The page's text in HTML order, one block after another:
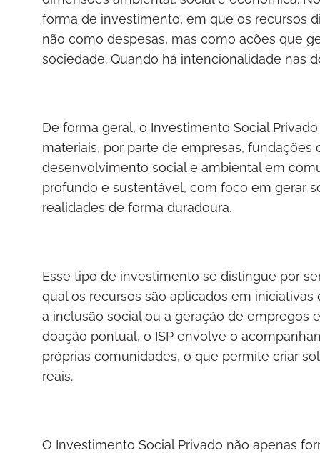
forma de investimento, em que os recursos
não como despesas, mas como ações que
sociedade. Quando há intencionalidade nas
De forma geral, o Investimento Social
materiais, por parte de empresas,
desenvolvimento social e ambiental em
profundo e sustentável, com foco em gerar
realidades de forma duradoura.
Esse tipo de investimento se distingue por
qual os recursos são aplicados em
a inclusão social ou a geração de empregos
doação pontual, o ISP envolve o
próprias comunidades, o que permite criar
reais.
O Investimento Social Privado não apenas